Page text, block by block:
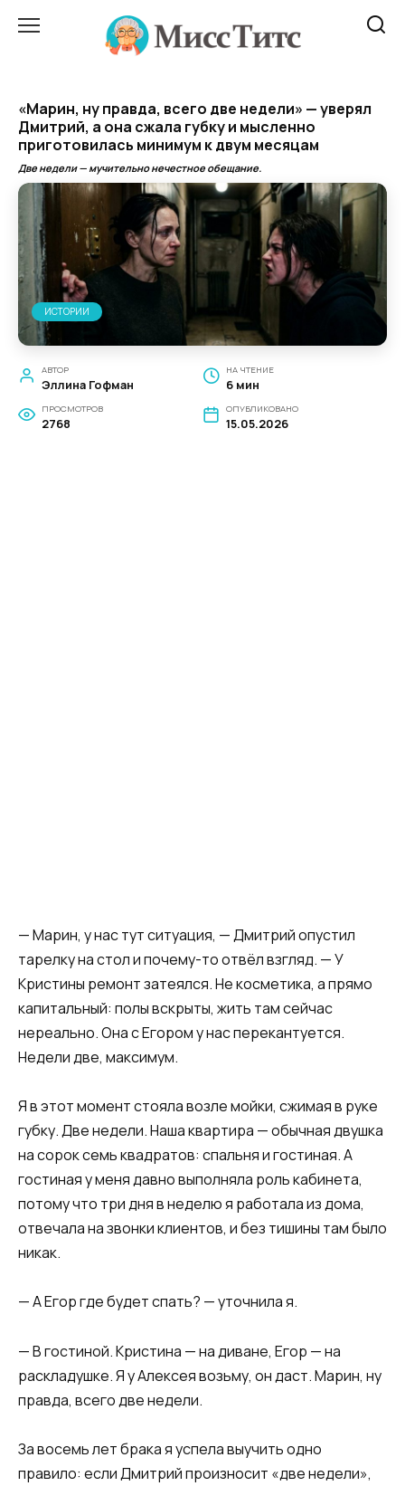
«Марин, ну правда, всего две недели» — уверял
Дмитрий, а она сжала губку и мысленно
приготовилась минимум к двум месяцам
Две недели — мучительно нечестное обещание.
ИСТОРИИ
АВТОР
Эллина Гофман
НА ЧТЕНИЕ
6 мин
ПРОСМОТРОВ
2768
ОПУБЛИКОВАНО
15.05.2026
— Марин, у нас тут ситуация, — Дмитрий опустил
тарелку на стол и почему-то отвёл взгляд. — У
Кристины ремонт затеялся. Не косметика, а прямо
капитальный: полы вскрыты, жить там сейчас
нереально. Она с Егором у нас перекантуется.
Недели две, максимум.
Я в этот момент стояла возле мойки, сжимая в руке
губку. Две недели. Наша квартира — обычная двушка
на сорок семь квадратов: спальня и гостиная. А
гостиная у меня давно выполняла роль кабинета,
потому что три дня в неделю я работала из дома,
отвечала на звонки клиентов, и без тишины там было
никак.
— А Егор где будет спать? — уточнила я.
— В гостиной. Кристина — на диване, Егор — на
раскладушке. Я у Алексея возьму, он даст. Марин, ну
правда, всего две недели.
За восемь лет брака я успела выучить одно
правило: если Дмитрий произносит «две недели»,